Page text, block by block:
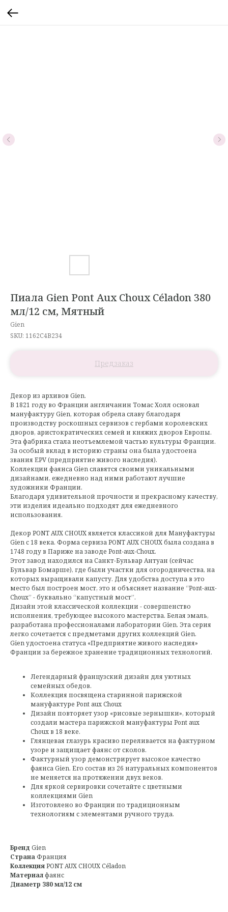
Пиала Gien Pont Aux Choux Céladon 380
мл/12 см, Мятный
Gien
SKU: 1162C4B234
Декор из архивов Gien.
В 1821 году во Франции англичанин Томас Холл основал
мануфактуру Gien, которая обрела славу благодаря
производству роскошных сервизов с гербами королевских
дворов, аристократических семей и княжих дворов Европы.
Эта фабрика стала неотъемлемой частью культуры Франции.
За особый вклад в историю страны она была удостоена
звания EPV (предприятие живого наследия).
Коллекции фаянса Gien славятся своими уникальными
дизайнами, ежедневно над ними работают лучшие
художники Франции.
Благодаря удивительной прочности и прекрасному качеству,
эти изделия идеально подходят для ежедневного
использования.
Декор PONT AUX CHOUX является классикой для Мануфактуры
Gien с 18 века. Форма сервиза PONT AUX CHOUX была создана в
1748 году в Париже на заводе Pont-aux-Choux.
Этот завод находился на Санкт-Бульвар Антуан (сейчас
Бульвар Бомарше), где были участки для огородничества, на
которых выращивали капусту. Для удобства доступа в это
место был построен мост, это и объясняет название “Pont-aux-
Choux” - буквально “капустный мост”.
Дизайн этой классической коллекции - совершенство
исполнения, требующее высокого мастерства. Белая эмаль,
разработана профессионалами лаборатории Gien. Эта серия
легко сочетается с предметами других коллекций Gien.
Gien удостоена статуса «Предприятие живого наследия»
Франции за бережное хранение традиционных технологий.
Легендарный французский дизайн для уютных
семейных обедов.
Коллекция посвящена старинной парижской
мануфактуре Pont aux Choux
Дизайн повторяет узор «рисовые зернышки», который
создали мастера парижской мануфактуры Pont aux
Choux в 18 веке.
Глянцевая глазурь красиво переливается на фактурном
узоре и защищает фаянс от сколов.
Фактурный узор демонстрирует высокое качество
фаянса Gien. Его состав из 26 натуральных компонентов
не меняется на протяжении двух веков.
Для яркой сервировки сочетайте с цветными
коллекциями Gien
Изготовлено во Франции по традиционным
технологиям с элементами ручного труда.
Бренд Gien
СтранаФранция
КоллекцияPONT AUX CHOUX Céladon
Материалфаянс
Диаметр 380 мл/12 см